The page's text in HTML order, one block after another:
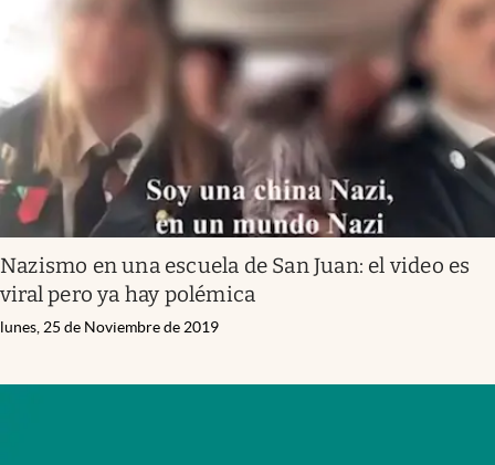
Nazismo en una escuela de San Juan: el video es
viral pero ya hay polémica
lunes, 25 de Noviembre de 2019